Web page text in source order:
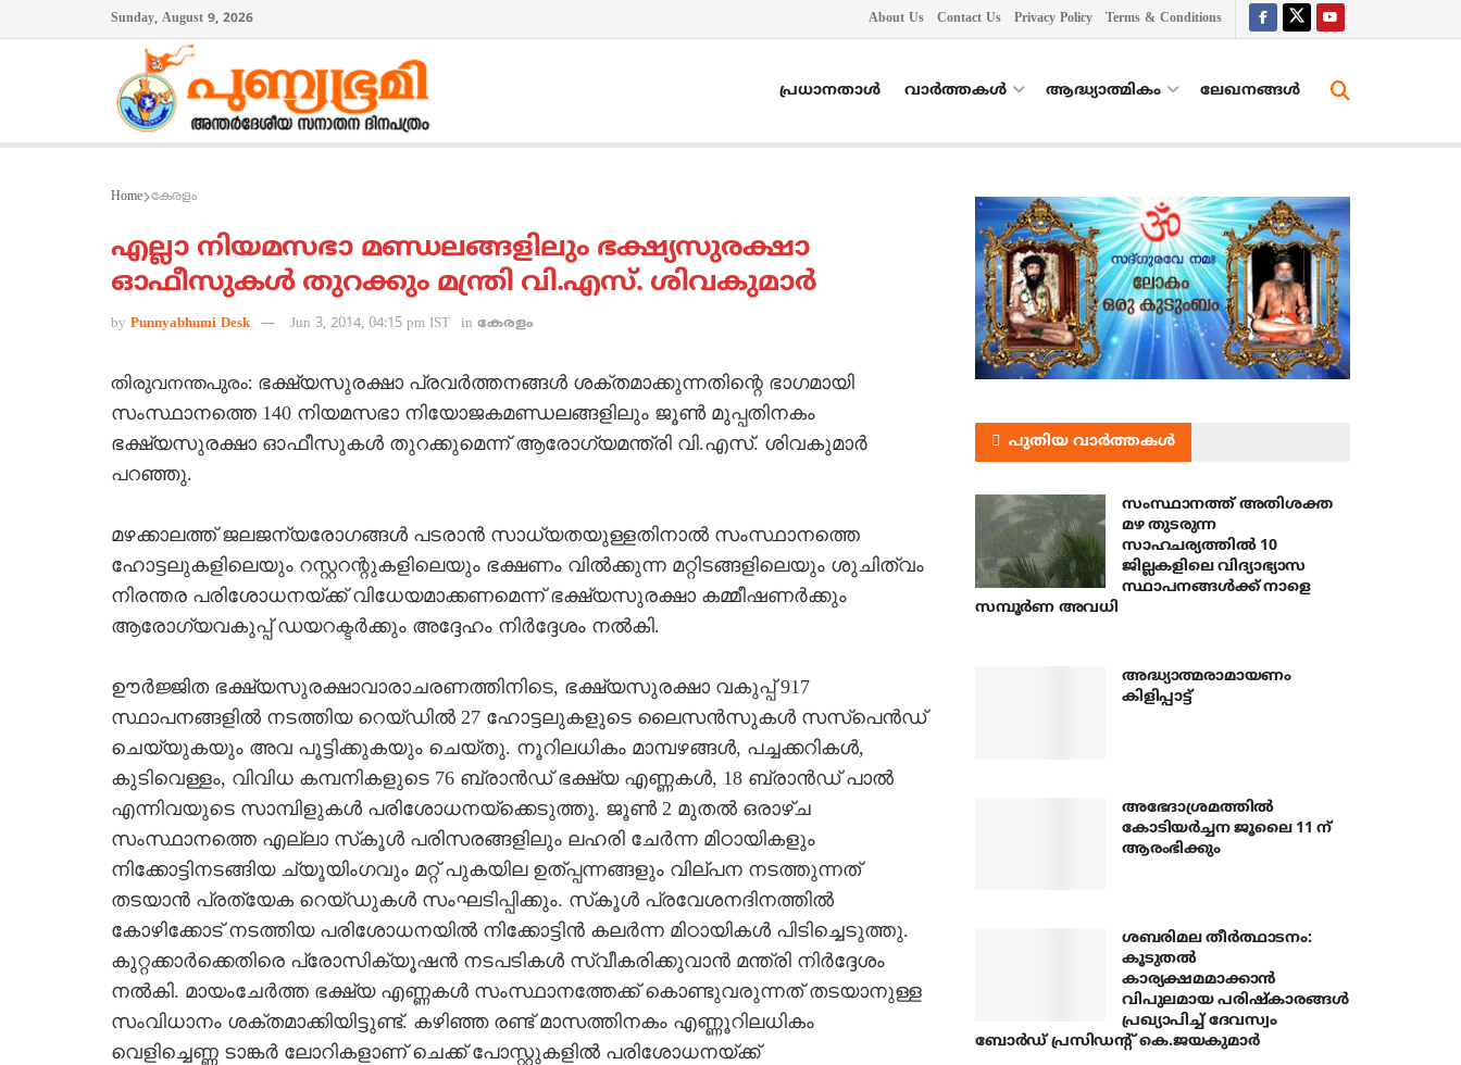
Sunday, August 9, 2026 About Us Contact Us Privacy Policy Terms & Conditions
പ്രധാനതാൾ വാർത്തകൾ ആദ്ധ്യാത്മികം ലേഖനങ്ങള്‍
Home കേരളം
എല്ലാ നിയമസഭാ മണ്ഡലങ്ങളിലും ഭക്ഷ്യസുരക്ഷാ
ഓഫീസുകള്‍ തുറക്കും മന്ത്രി വി.എസ്. ശിവകുമാര്‍
by Punnyabhumi Desk Jun 3, 2014, 04:15 pm IST in കേരളം
തിരുവനന്തപുരം: ഭക്ഷ്യസുരക്ഷാ പ്രവര്‍ത്തനങ്ങള്‍ ശക്തമാക്കുന്നതിന്റെ ഭാഗമായി
സംസ്ഥാനത്തെ 140 നിയമസഭാ നിയോജകമണ്ഡലങ്ങളിലും ജൂണ്‍ മുപ്പതിനകം
ഭക്ഷ്യസുരക്ഷാ ഓഫീസുകള്‍ തുറക്കുമെന്ന് ആരോഗ്യമന്ത്രി വി.എസ്. ശിവകുമാര്‍
പറഞ്ഞു.
മഴക്കാലത്ത് ജലജന്യരോഗങ്ങള്‍ പടരാന്‍ സാധ്യതയുള്ളതിനാല്‍ സംസ്ഥാനത്തെ
ഹോട്ടലുകളിലെയും റസ്റ്ററന്റുകളിലെയും ഭക്ഷണം വില്‍ക്കുന്ന മറ്റിടങ്ങളിലെയും ശുചിത്വം
നിരന്തര പരിശോധനയ്ക്ക് വിധേയമാക്കണമെന്ന് ഭക്ഷ്യസുരക്ഷാ കമ്മീഷണര്‍ക്കും
ആരോഗ്യവകുപ്പ് ഡയറക്ടര്‍ക്കും അദ്ദേഹം നിര്‍ദ്ദേശം നല്‍കി.
ഊര്‍ജ്ജിത ഭക്ഷ്യസുരക്ഷാവാരാചരണത്തിനിടെ, ഭക്ഷ്യസുരക്ഷാ വകുപ്പ് 917
സ്ഥാപനങ്ങളില്‍ നടത്തിയ റെയ്ഡില്‍ 27 ഹോട്ടലുകളുടെ ലൈസന്‍സുകള്‍ സസ്‌പെന്‍ഡ്
ചെയ്യുകയും അവ പൂട്ടിക്കുകയും ചെയ്തു. നൂറിലധികം മാമ്പഴങ്ങള്‍, പച്ചക്കറികള്‍,
കുടിവെള്ളം, വിവിധ കമ്പനികളുടെ 76 ബ്രാന്‍ഡ് ഭക്ഷ്യ എണ്ണകള്‍, 18 ബ്രാന്‍ഡ് പാല്‍
എന്നിവയുടെ സാമ്പിളുകള്‍ പരിശോധനയ്‌ക്കെടുത്തു. ജൂണ്‍ 2 മുതല്‍ ഒരാഴ്ച
സംസ്ഥാനത്തെ എല്ലാ സ്‌കൂള്‍ പരിസരങ്ങളിലും ലഹരി ചേര്‍ന്ന മിഠായികളും
നിക്കോട്ടിനടങ്ങിയ ച്യൂയിംഗവും മറ്റ് പുകയില ഉത്പ്പന്നങ്ങളും വില്പന നടത്തുന്നത്
തടയാന്‍ പ്രത്യേക റെയ്ഡുകള്‍ സംഘടിപ്പിക്കും. സ്‌കൂള്‍ പ്രവേശനദിനത്തില്‍
കോഴിക്കോട് നടത്തിയ പരിശോധനയില്‍ നിക്കോട്ടിന്‍ കലര്‍ന്ന മിഠായികള്‍ പിടിച്ചെടുത്തു.
കുറ്റക്കാര്‍ക്കെതിരെ പ്രോസിക്യൂഷന്‍ നടപടികള്‍ സ്വീകരിക്കുവാന്‍ മന്ത്രി നിര്‍ദ്ദേശം
നല്‍കി. മായംചേര്‍ത്ത ഭക്ഷ്യ എണ്ണകള്‍ സംസ്ഥാനത്തേക്ക് കൊണ്ടുവരുന്നത് തടയാനുള്ള
സംവിധാനം ശക്തമാക്കിയിട്ടുണ്ട്. കഴിഞ്ഞ രണ്ട് മാസത്തിനകം എണ്ണൂറിലധികം
വെളിച്ചെണ്ണ ടാങ്കര്‍ ലോറികളാണ് ചെക്ക് പോസ്റ്റുകളില്‍ പരിശോധനയ്ക്ക്
പുതിയ വാർത്തകൾ
സംസ്ഥാനത്ത് അതിശക്ത
മഴ തുടരുന്ന
സാഹചര്യത്തിൽ 10
ജില്ലകളിലെ വിദ്യാഭ്യാസ
സ്ഥാപനങ്ങൾക്ക് നാളെ
സമ്പൂർണ അവധി
അദ്ധ്യാത്മരാമായണം
കിളിപ്പാട്ട്
അഭേദാശ്രമത്തില്‍
കോടിയര്‍ച്ചന ജൂലൈ 11 ന്
ആരംഭിക്കും
ശബരിമല തീര്‍ത്ഥാടനം:
കൂടുതല്‍
കാര്യക്ഷമമാക്കാന്‍
വിപുലമായ പരിഷ്‌കാരങ്ങള്‍
പ്രഖ്യാപിച്ച് ദേവസ്വം
ബോര്‍ഡ് പ്രസിഡന്റ് കെ.ജയകുമാര്‍